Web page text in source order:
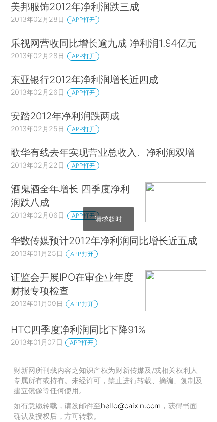
美邦服饰2012年净利润跌三成
2013年02月28日 APP打开
乐视网营收同比增长逾九成 净利润1.94亿元
2013年02月28日 APP打开
东亚银行2012年净利润增长近四成
2013年02月26日 APP打开
安踏2012年净利润跌两成
2013年02月25日 APP打开
歌华有线去年实现营业总收入、净利润双增
2013年02月22日 APP打开
酒鬼酒全年增长 四季度净利
润跌八成
2013年02月06日 APP打开
华数传媒预计2012年净利润同比增长近五成
2013年01月25日 APP打开
证监会开展IPO在审企业年度
财报专项检查
2013年01月09日 APP打开
HTC四季度净利润同比下降91%
2013年01月07日 APP打开
财新网所刊载内容之知识产权为财新传媒及/或相关权利人
专属所有或持有。未经许可，禁止进行转载、摘编、复制及
建立镜像等任何使用。
如有意愿转载，请发邮件至hello@caixin.com ，获得书面
确认及授权后，方可转载。
请求超时